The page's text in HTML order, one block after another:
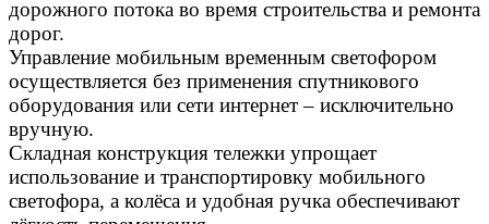
дорожного потока во время строительства и ремонта
дорог.
Управление мобильным временным светофором
осуществляется без применения спутникового
оборудования или сети интернет – исключительно
вручную.
Складная конструкция тележки упрощает
использование и транспортировку мобильного
светофора, а колёса и удобная ручка обеспечивают